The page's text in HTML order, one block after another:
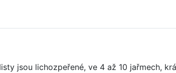
jsou lichozpeřené, ve 4 až 10 jařmech,